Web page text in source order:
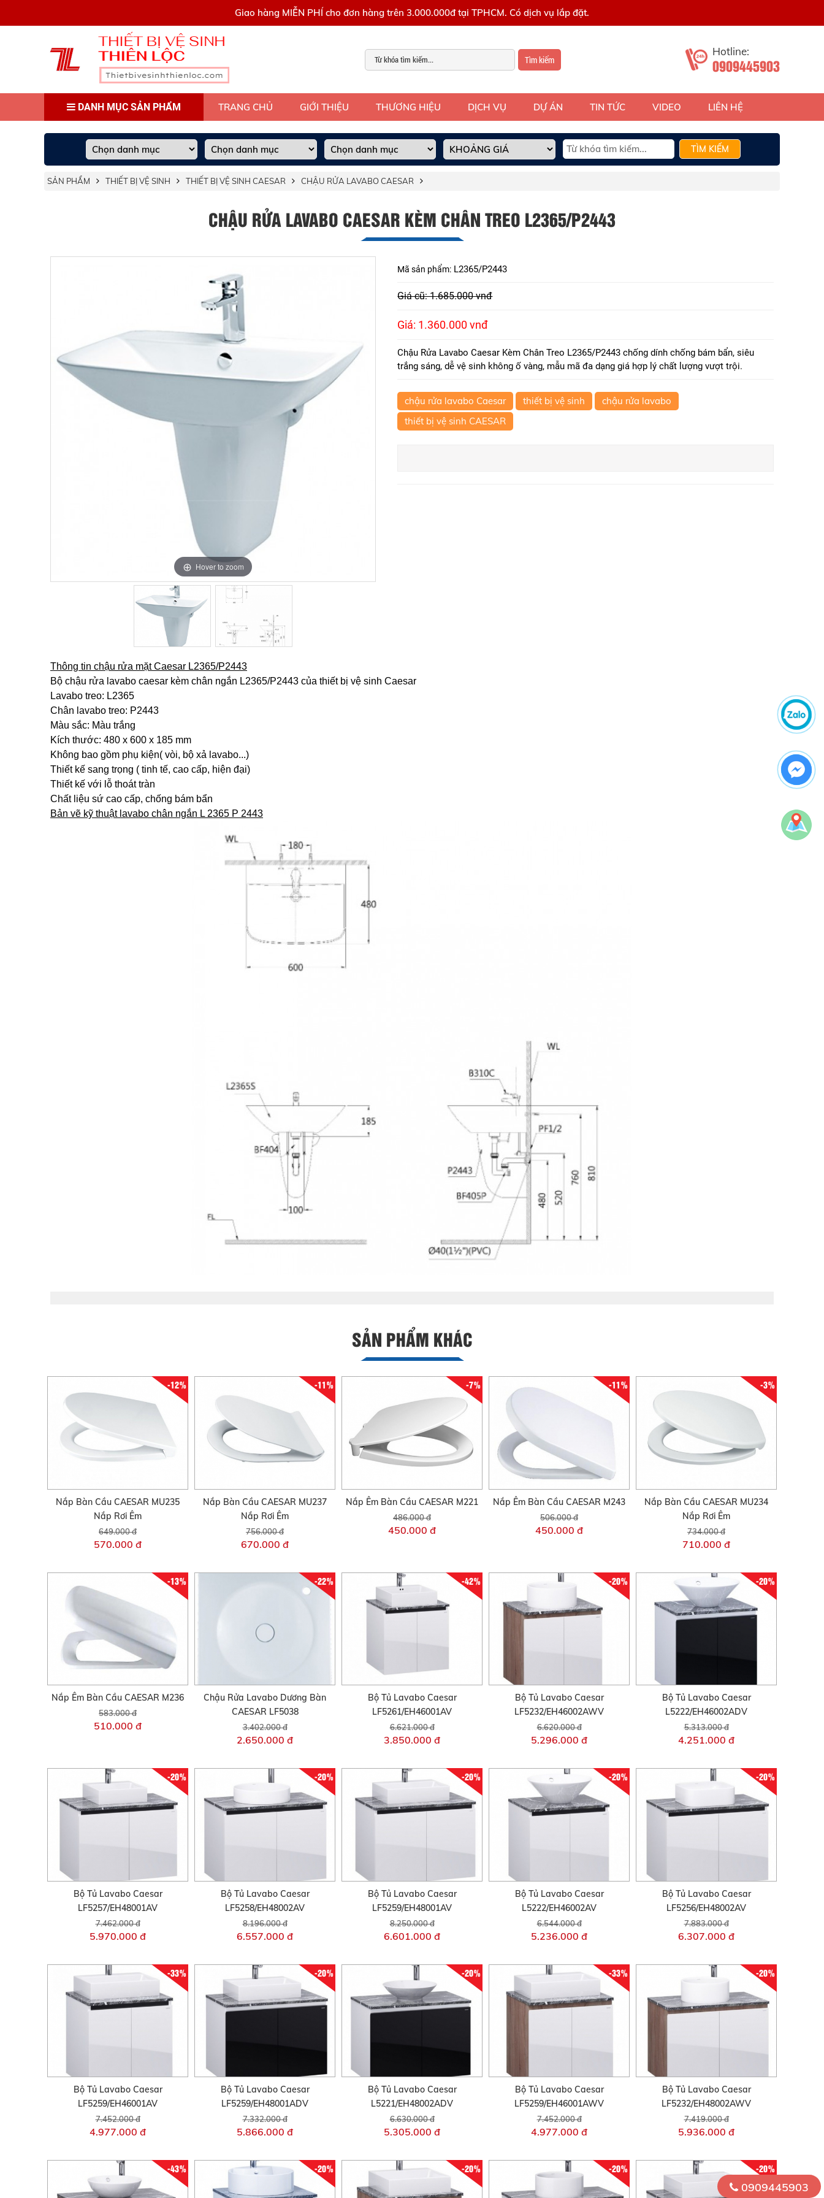
Giao hàng MIỄN PHÍ cho đơn hàng trên 3.000.000đ tại TPHCM. Có dịch vụ lắp đặt.
Tìm kiếm
Hotline:
0909445903
DANH MỤC SẢN PHẨM TRANG CHỦ GIỚI THIỆU THƯƠNG HIỆU DỊCH VỤ DỰ ÁN TIN TỨC VIDEO LIÊN HỆ
TÌM KIẾM
SẢN PHẨM THIẾT BỊ VỆ SINH THIẾT BỊ VỆ SINH CAESAR CHẬU RỬA LAVABO CAESAR
CHẬU RỬA LAVABO CAESAR KÈM CHÂN TREO L2365/P2443
Hover to zoom
Hover to zoom
Mã sản phẩm: L2365/P2443
Giá cũ: 1.685.000 vnđ
Giá: 1.360.000 vnđ
Chậu Rửa Lavabo Caesar Kèm Chân Treo L2365/P2443 chống dính chống bám bẩn, siêu
trắng sáng, dễ vệ sinh không ố vàng, mẫu mã đa dạng giá hợp lý chất lượng vượt trội.
chậu rửa lavabo Caesar thiết bị vệ sinh
chậu rửa lavabo
thiết bị vệ sinh CAESAR
Thông tin chậu rửa mặt Caesar L2365/P2443
Bộ chậu rửa lavabo caesar kèm chân ngắn L2365/P2443 của thiết bị vệ sinh Caesar
Lavabo treo: L2365
Chân lavabo treo: P2443
Màu sắc: Màu trắng
Kích thước: 480 x 600 x 185 mm
Không bao gồm phụ kiện( vòi, bộ xả lavabo...)
Thiết kế sang trọng ( tinh tế, cao cấp, hiện đại)
Thiết kế với lỗ thoát tràn
Chất liệu sứ cao cấp, chống bám bẩn
Bản vẽ kỹ thuật lavabo chân ngắn L 2365 P 2443
SẢN PHẨM KHÁC
-12%
Nắp Bàn Cầu CAESAR MU235
Nắp Rơi Êm
649.000 đ
570.000 đ
-11%
Nắp Bàn Cầu CAESAR MU237
Nắp Rơi Êm
756.000 đ
670.000 đ
-7%
Nắp Êm Bàn Cầu CAESAR M221
486.000 đ
450.000 đ
-11%
Nắp Êm Bàn Cầu CAESAR M243
506.000 đ
450.000 đ
-3%
Nắp Bàn Cầu CAESAR MU234
Nắp Rơi Êm
734.000 đ
710.000 đ
-13%
Nắp Êm Bàn Cầu CAESAR M236
583.000 đ
510.000 đ
-22%
Chậu Rửa Lavabo Dương Bàn
CAESAR LF5038
3.402.000 đ
2.650.000 đ
-42%
Bộ Tủ Lavabo Caesar
LF5261/EH46001AV
6.621.000 đ
3.850.000 đ
-20%
Bộ Tủ Lavabo Caesar
LF5232/EH46002AWV
6.620.000 đ
5.296.000 đ
-20%
Bộ Tủ Lavabo Caesar
L5222/EH46002ADV
5.313.000 đ
4.251.000 đ
-20%
Bộ Tủ Lavabo Caesar
LF5257/EH48001AV
7.462.000 đ
5.970.000 đ
-20%
Bộ Tủ Lavabo Caesar
LF5258/EH48002AV
8.196.000 đ
6.557.000 đ
-20%
Bộ Tủ Lavabo Caesar
LF5259/EH48001AV
8.250.000 đ
6.601.000 đ
-20%
Bộ Tủ Lavabo Caesar
L5222/EH46002AV
6.544.000 đ
5.236.000 đ
-20%
Bộ Tủ Lavabo Caesar
LF5256/EH48002AV
7.883.000 đ
6.307.000 đ
-33%
Bộ Tủ Lavabo Caesar
LF5259/EH46001AV
7.452.000 đ
4.977.000 đ
-20%
Bộ Tủ Lavabo Caesar
LF5259/EH48001ADV
7.332.000 đ
5.866.000 đ
-20%
Bộ Tủ Lavabo Caesar
L5221/EH48002ADV
6.630.000 đ
5.305.000 đ
-33%
Bộ Tủ Lavabo Caesar
LF5259/EH46001AWV
7.452.000 đ
4.977.000 đ
-20%
Bộ Tủ Lavabo Caesar
LF5232/EH48002AWV
7.419.000 đ
5.936.000 đ
-43% -20% -20% -20% -20%
0909445903